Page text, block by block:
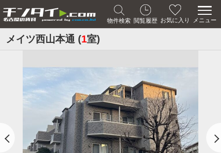
物件検索 閲覧履歴 お気に入り メニュー
メイツ西山本通 (1室)